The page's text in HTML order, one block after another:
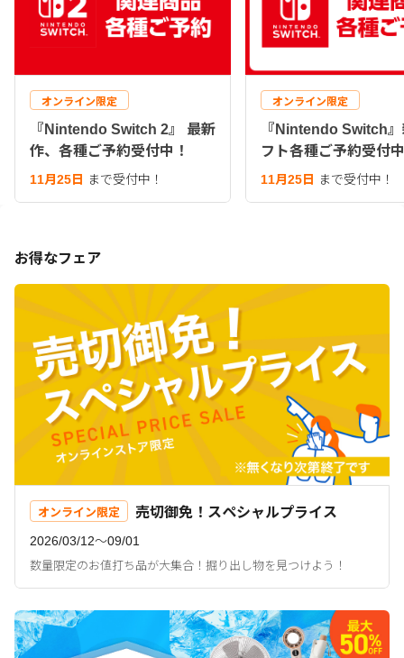
オンライン限定
『Nintendo Switch 2』 最新
作、各種ご予約受付中！
11月25日 まで受付中！
オンライン限定
『Nintendo Switch
フト各種ご予約受付
11月25日 まで受付中！
お得なフェア
オンライン限定 売切御免！スペシャルプライス
2026/03/12〜09/01
数量限定のお値打ち品が大集合！掘り出し物を見つけよう！